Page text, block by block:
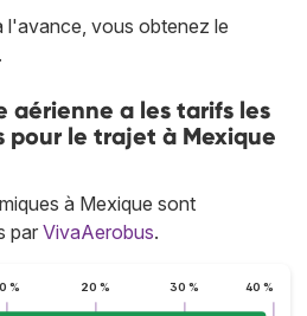
l'avance, vous obtenez le
aérienne a les tarifs les
pour le trajet à Mexique
à Mexique sont
par VivaAerobus.
% 20 % 30 % 40 %